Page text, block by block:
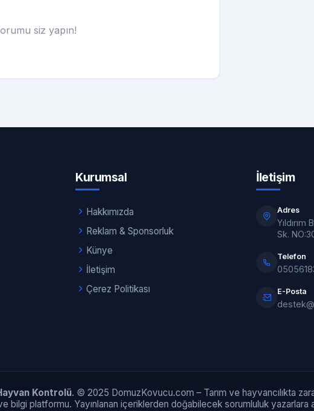
siz yapın!
Kurumsal
Hakkımızda
Reklam & Sponsorluk
Künye
İletişim
Çerez Politikası
İletişim
Adres
Yıldırım
Sk.
Telefon
E-Posta
Kontrolü. © 2025 DomuzKovucu.com – Tarım ve hayvancılıkta
bilgi platformu. Yayınlanan içeriklerden doğabilecek sorumluluk yazarlara